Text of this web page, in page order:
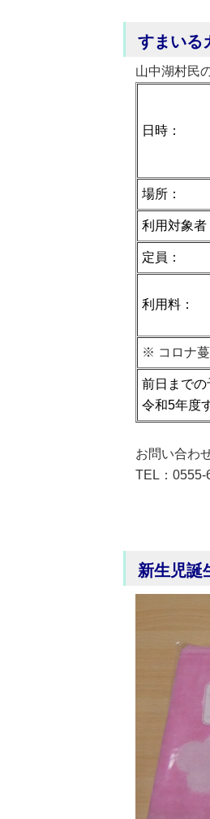
すまいる
山中湖村民
日時：
場所：
利用対象者
定員：
利用料：
※ コロナ蔓
前日までの
令和5年度
お問い合わ
TEL：0555-
新生児誕